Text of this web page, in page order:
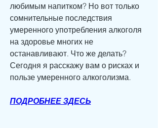
любимым напитком? Но вот только
сомнительные последствия
умеренного употребления алкоголя
на здоровье многих не
останавливают. Что же делать?
Сегодня я расскажу вам о рисках и
пользе умеренного алкоголизма.
ПОДРОБНЕЕ ЗДЕСЬ